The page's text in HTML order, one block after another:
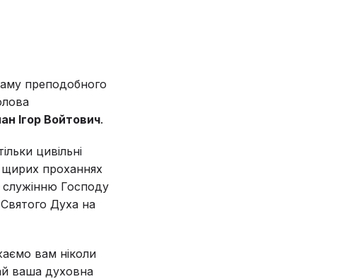
преподобного
Ігор Войтович.
цивільні
щирих проханнях
служінню Господу
Духа на
вам ніколи
ваша духовна